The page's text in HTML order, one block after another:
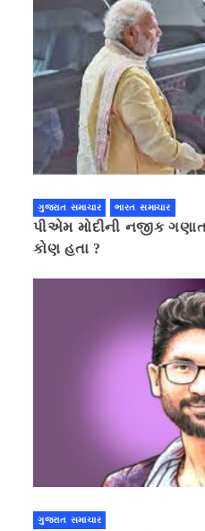
ગુજરાત સમાચાર ભારત સમાચાર
પીએમ મોદીની નજીક
કોણ હતા ?
ગુજરાત સમાચાર